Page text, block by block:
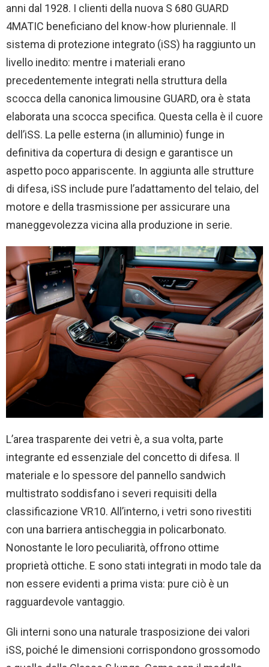
anni dal 1928. I clienti della nuova S 680 GUARD
4MATIC beneficiano del know-how pluriennale. Il
sistema di protezione integrato (iSS) ha raggiunto un
livello inedito: mentre i materiali erano
precedentemente integrati nella struttura della
scocca della canonica limousine GUARD, ora è stata
elaborata una scocca specifica. Questa cella è il cuore
dell’iSS. La pelle esterna (in alluminio) funge in
definitiva da copertura di design e garantisce un
aspetto poco appariscente. In aggiunta alle strutture
di difesa, iSS include pure l’adattamento del telaio, del
motore e della trasmissione per assicurare una
maneggevolezza vicina alla produzione in serie.
L’area trasparente dei vetri è, a sua volta, parte
integrante ed essenziale del concetto di difesa. Il
materiale e lo spessore del pannello sandwich
multistrato soddisfano i severi requisiti della
classificazione VR10. All’interno, i vetri sono rivestiti
con una barriera antischeggia in policarbonato.
Nonostante le loro peculiarità, offrono ottime
proprietà ottiche. E sono stati integrati in modo tale da
non essere evidenti a prima vista: pure ciò è un
ragguardevole vantaggio.
Gli interni sono una naturale trasposizione dei valori
iSS, poiché le dimensioni corrispondono grossomodo